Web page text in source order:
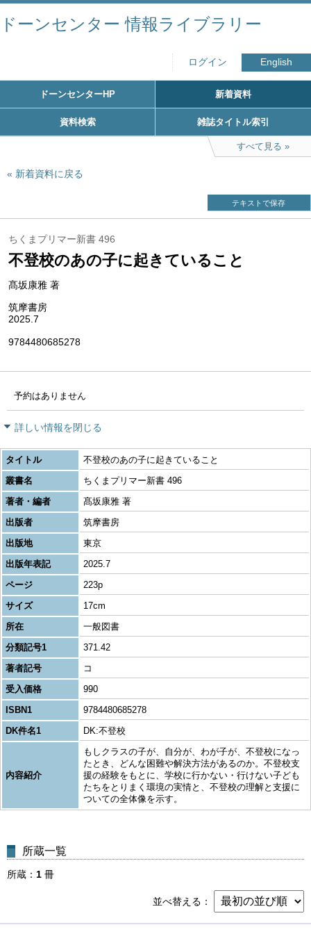
ドーンセンター 情報ライブラリー
ログイン English
ドーンセンターHP 新着資料
資料検索 雑誌タイトル索引
すべて見る
新着資料に戻る
テキストで保存
ちくまプリマー新書 496
不登校のあの子に起きていること
髙坂康雅 著
筑摩書房
2025.7
9784480685278
予約はありません
詳しい情報を閉じる
タイトル
不登校のあの子に起きていること
叢書名
ちくまプリマー新書 496
著者・編者
髙坂康雅 著
出版者
筑摩書房
出版地
東京
出版年表記
2025.7
ページ
223p
サイズ
17cm
所在
一般図書
分類記号1
371.42
著者記号
コ
受入価格
990
ISBN1
9784480685278
DK件名1
DK:不登校
内容紹介
もしクラスの子が、自分が、わが子が、不登校になっ
たとき、どんな困難や解決方法があるのか。不登校支
援の経験をもとに、学校に行かない・行けない子ども
たちをとりまく環境の実情と、不登校の理解と支援に
ついての全体像を示す。
所蔵一覧
所蔵 1 冊
並べ替える